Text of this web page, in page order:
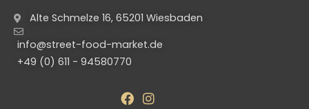
Alte Schmelze 16, 65201 Wiesbaden
info@street-food-market.de
+49 (0) 611 - 94580770